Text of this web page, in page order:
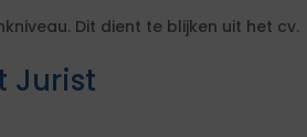
Dit dient te blijken uit het cv.
Jurist